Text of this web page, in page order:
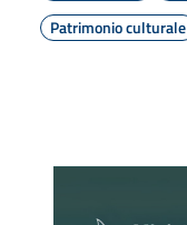
Patrimonio culturale